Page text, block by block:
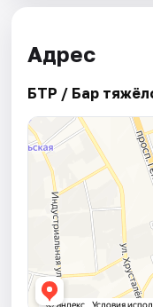
Адрес
БТР / Бар